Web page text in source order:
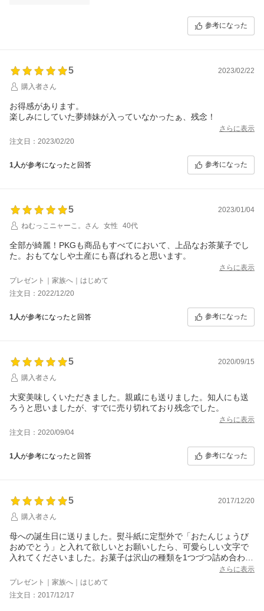
参考になった
5
2023/02/22
購入者さん
お得感があります。
楽しみにしていた夢姉妹が入っていなかったぁ、残念！
さらに表示
注文日：2023/02/20
1人が参考になったと回答 参考になった
5
2023/01/04
ねむっこニャーこ。さん
女性 40代
全部が綺麗！PKGも商品もすべてにおいて、上品なお茶菓子でし
た。おもてなしや土産にも喜ばれると思います。
さらに表示
プレゼント｜家族へ｜はじめて
注文日：2022/12/20
1人が参考になったと回答 参考になった
5
2020/09/15
購入者さん
大変美味しくいただきました。親戚にも送りました。知人にも送
ろうと思いましたが、すでに売り切れており残念でした。
さらに表示
注文日：2020/09/04
1人が参考になったと回答 参考になった
5
2017/12/20
購入者さん
母への誕生日に送りました。熨斗紙に定型外で「おたんじょうび
おめでとう」と入れて欲しいとお願いしたら、可愛らしい文字で
入れてくださいました。お菓子は沢山の種類を1つづつ詰め合わさ
っており、食の細い母も毎日一種類づつ楽しんだようです。心の
こもった詰め合わせや包装、ありがとうございました。
さらに表示
プレゼント｜家族へ｜はじめて
注文日：2017/12/17